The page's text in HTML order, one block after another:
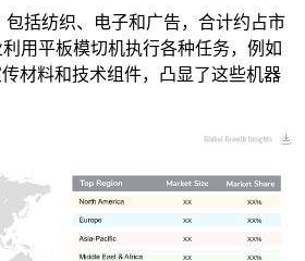
包括纺织、电子和广告，合计约占市
用平板模切机执行各种任务，例如
材料和技术组件，凸显了这些机器
XX%
XX
XX%
XX
XX%
XX
XX%
XX